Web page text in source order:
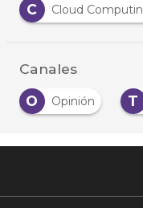
D
Datos E
Canales
O
Opinión T